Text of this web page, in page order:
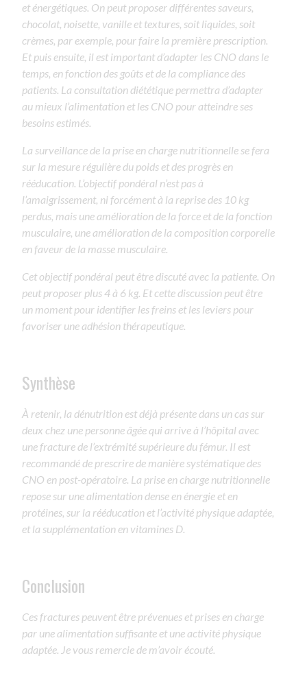
et énergétiques. On peut proposer différentes saveurs,
chocolat, noisette, vanille et textures, soit liquides, soit
crèmes, par exemple, pour faire la première prescription.
Et puis ensuite, il est important d’adapter les CNO dans le
temps, en fonction des goûts et de la compliance des
patients. La consultation diététique permettra d’adapter
au mieux l’alimentation et les CNO pour atteindre ses
besoins estimés.
La surveillance de la prise en charge nutritionnelle se fera
sur la mesure régulière du poids et des progrès en
rééducation. L’objectif pondéral n’est pas à
l’amaigrissement, ni forcément à la reprise des 10 kg
perdus, mais une amélioration de la force et de la fonction
musculaire, une amélioration de la composition corporelle
en faveur de la masse musculaire.
Cet objectif pondéral peut être discuté avec la patiente. On
peut proposer plus 4 à 6 kg. Et cette discussion peut être
un moment pour identifier les freins et les leviers pour
favoriser une adhésion thérapeutique.
Synthèse
À retenir, la dénutrition est déjà présente dans un cas sur
deux chez une personne âgée qui arrive à l’hôpital avec
une fracture de l’extrémité supérieure du fémur. Il est
recommandé de prescrire de manière systématique des
CNO en post-opératoire. La prise en charge nutritionnelle
repose sur une alimentation dense en énergie et en
protéines, sur la rééducation et l’activité physique adaptée,
et la supplémentation en vitamines D.
Conclusion
Ces fractures peuvent être prévenues et prises en charge
par une alimentation suffisante et une activité physique
adaptée. Je vous remercie de m’avoir écouté.